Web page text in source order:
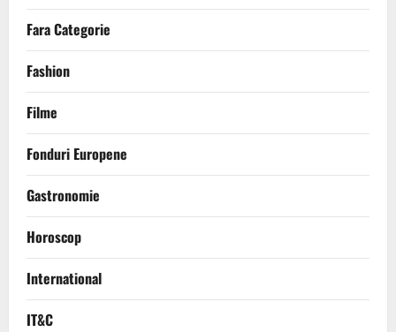
Fara Categorie
Fashion
Filme
Fonduri Europene
Gastronomie
Horoscop
International
IT&C